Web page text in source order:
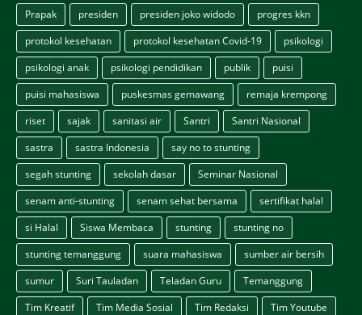
Prapak
presiden presiden joko widodo
progres kkn
protokol kesehatan
protokol kesehatan Covid-19
psikologi
psikologi anak
psikologi pendidikan publik
puisi
puisi mahasiswa
puskesmas gemawang
remaja krempong
riset
sajak sanitasi air Santri
Santri Nasional
sastra
sastra Indonesia
say no to stunting
segah stunting
sekolah dasar
Seminar Nasional
senam anti-stunting
senam sehat bersama
sertifikat halal
si Halal
Siswa Membaca stunting
stunting no
stunting temanggung
suara mahasiswa
sumber air bersih
sumur
Suri Tauladan Teladan Guru
Temanggung
Tim Kreatif
Tim Media Sosial Tim Redaksi
Tim Youtube